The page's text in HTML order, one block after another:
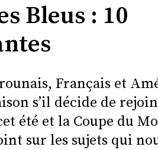
Bleus : 10
Français et
s’il décide de
été et la Coupe du
sur les sujets qui